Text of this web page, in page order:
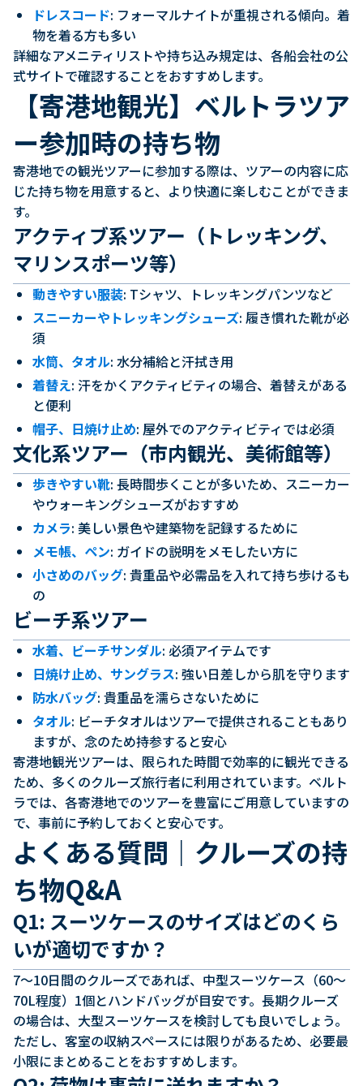
ドレスコード: フォーマルナイトが重視される傾向。着
物を着る方も多い
詳細なアメニティリストや持ち込み規定は、各船会社の公
式サイトで確認することをおすすめします。
【寄港地観光】ベルトラツア
ー参加時の持ち物
寄港地での観光ツアーに参加する際は、ツアーの内容に応
じた持ち物を用意すると、より快適に楽しむことができま
す。
アクティブ系ツアー（トレッキング、
マリンスポーツ等）
動きやすい服装: Tシャツ、トレッキングパンツなど
スニーカーやトレッキングシューズ: 履き慣れた靴が必
須
水筒、タオル: 水分補給と汗拭き用
着替え: 汗をかくアクティビティの場合、着替えがある
と便利
帽子、日焼け止め: 屋外でのアクティビティでは必須
文化系ツアー（市内観光、美術館等）
歩きやすい靴: 長時間歩くことが多いため、スニーカー
やウォーキングシューズがおすすめ
カメラ: 美しい景色や建築物を記録するために
メモ帳、ペン: ガイドの説明をメモしたい方に
小さめのバッグ: 貴重品や必需品を入れて持ち歩けるも
の
ビーチ系ツアー
水着、ビーチサンダル: 必須アイテムです
日焼け止め、サングラス: 強い日差しから肌を守ります
防水バッグ: 貴重品を濡らさないために
タオル: ビーチタオルはツアーで提供されることもあり
ますが、念のため持参すると安心
寄港地観光ツアーは、限られた時間で効率的に観光できる
ため、多くのクルーズ旅行者に利用されています。ベルト
ラでは、各寄港地でのツアーを豊富にご用意していますの
で、事前に予約しておくと安心です。
よくある質問｜クルーズの持
ち物Q&A
Q1: スーツケースのサイズはどのくら
いが適切ですか？
7〜10日間のクルーズであれば、中型スーツケース（60〜
70L程度）1個とハンドバッグが目安です。長期クルーズ
の場合は、大型スーツケースを検討しても良いでしょう。
ただし、客室の収納スペースには限りがあるため、必要最
小限にまとめることをおすすめします。